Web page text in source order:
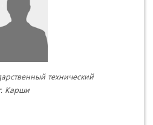
технический
Карши